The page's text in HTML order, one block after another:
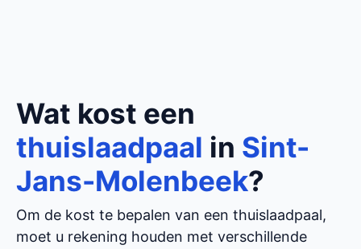
Wat kost een
thuislaadpaal in Sint-
Jans-Molenbeek?
Om de kost te bepalen van een thuislaadpaal,
moet u rekening houden met verschillende